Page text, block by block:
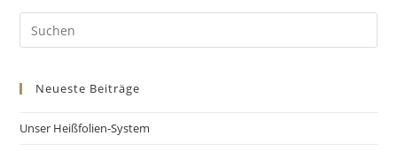
Neueste Beiträge
Unser Heißfolien-System